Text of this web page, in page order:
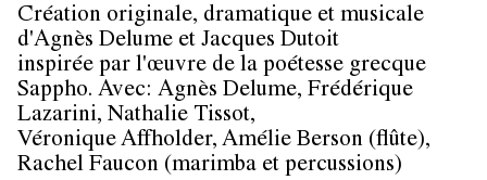
Création originale, dramatique et musicale
d'Agnès Delume et Jacques Dutoit
inspirée par l'œuvre de la poétesse grecque
Sappho. Avec: Agnès Delume, Frédérique
Lazarini, Nathalie Tissot,
Véronique Affholder, Amélie Berson (flûte),
Rachel Faucon (marimba et percussions)